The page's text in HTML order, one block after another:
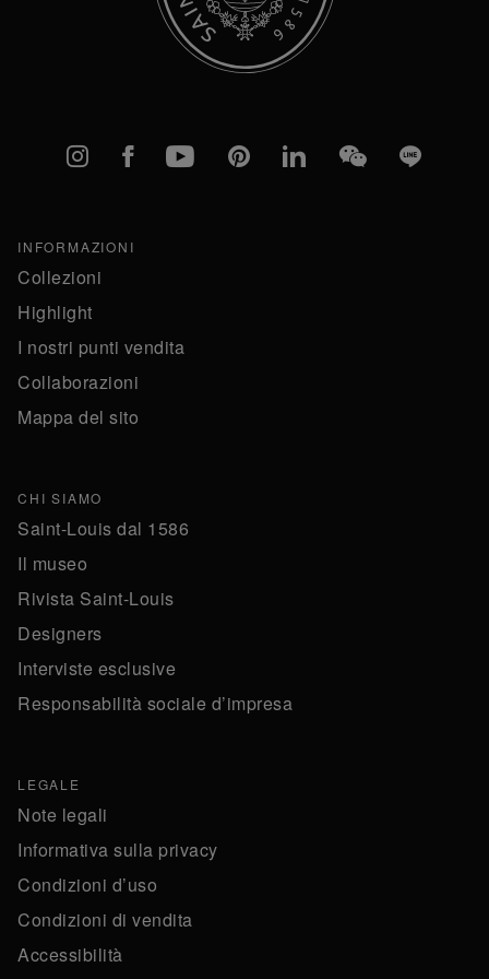
Instagram
FacebookYouTubePinterestlinkedInWeChatLine
INFORMAZIONI
Collezioni
Highlight
I nostri punti vendita
Collaborazioni
Mappa del sito
CHI SIAMO
Saint-Louis dal 1586
Il museo
Rivista Saint-Louis
Designers
Interviste esclusive
Responsabilità sociale d’impresa
LEGALE
Note legali
Informativa sulla privacy
Condizioni d’uso
Condizioni di vendita
Accessibilità